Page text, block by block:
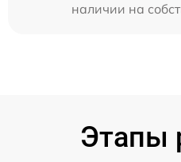
наличии на
Этапы